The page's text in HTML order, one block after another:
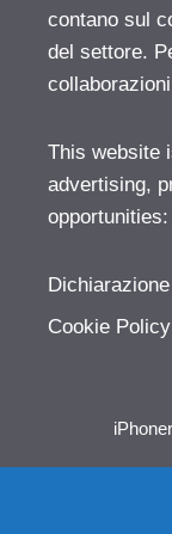
contano sul
del settore.
This website
advertising,
opportunities:
Cookie